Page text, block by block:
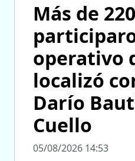
Más de
operativo
localizó
Darío
Cuello
05/08/2026 14:53